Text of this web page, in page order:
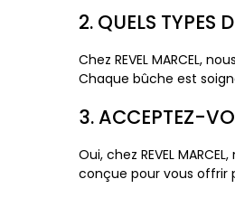
2. QUELS TYPES
Chez REVEL MARCEL,
Chaque bûche est
3. ACCEPTEZ-
Oui, chez REVEL
conçue pour vous offrir